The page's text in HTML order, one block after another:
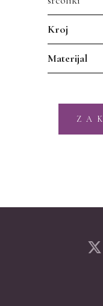
Kroj
Materijal